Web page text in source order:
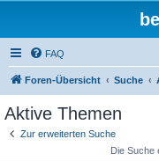
FAQ
Foren-Übersicht Suche
Aktive Themen
Zur erweiterten Suche
Die Suche